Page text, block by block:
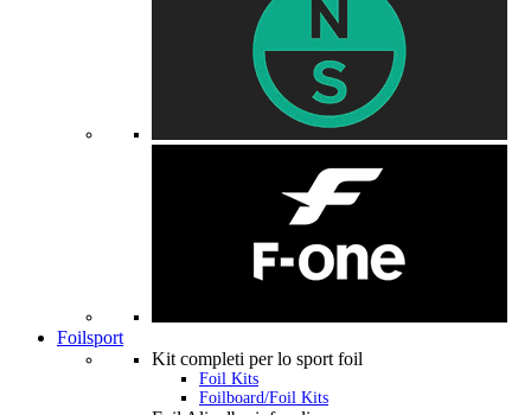
Foilsport
Kit completi per lo sport foil
Foil Kits
Foilboard/Foil Kits